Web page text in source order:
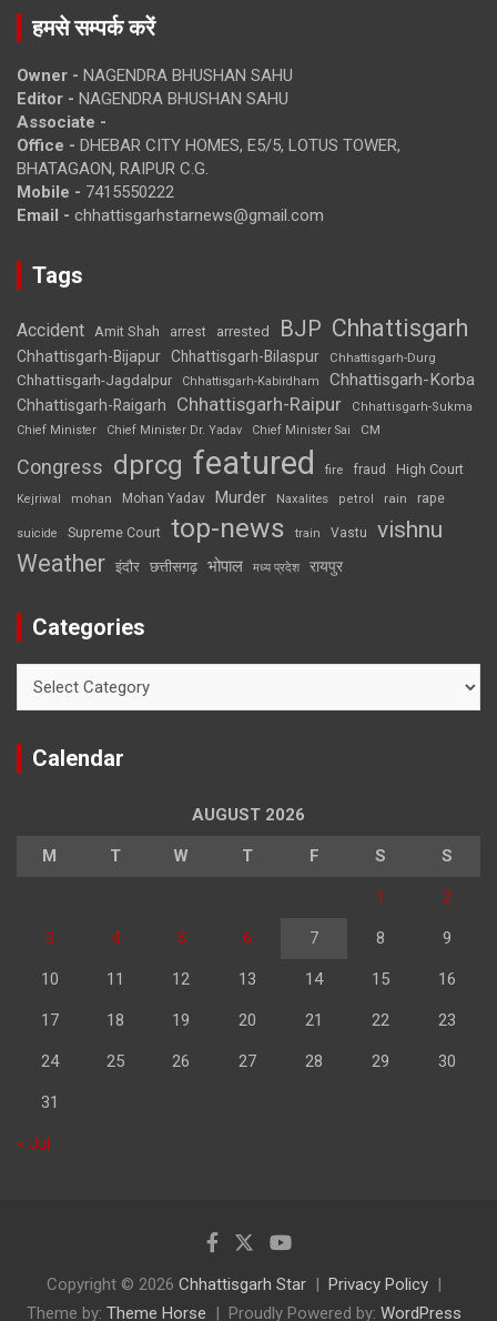
हमसे सम्पर्क करें
Owner - NAGENDRA BHUSHAN SAHU
Editor - NAGENDRA BHUSHAN SAHU
Associate -
Office - DHEBAR CITY HOMES, E5/5, LOTUS TOWER,
BHATAGAON, RAIPUR C.G.
Mobile - 7415550222
Email - chhattisgarhstarnews@gmail.com
Tags
Accident Amit Shah arrest arrested BJP Chhattisgarh
Chhattisgarh-Bijapur Chhattisgarh-Bilaspur Chhattisgarh-Durg
Chhattisgarh-Jagdalpur Chhattisgarh-Kabirdham Chhattisgarh-Korba
Chhattisgarh-Raigarh Chhattisgarh-Raipur
Chhattisgarh-Sukma
Chief Minister
Chief Minister Dr. Yadav Chief Minister Sai CM
Congress dprcg featured fire fraud High Court
Kejriwal mohan Mohan Yadav Murder Naxalites petrol rain rape
suicide Supreme Court top-news train Vastu vishnu
Weather इंदौर छत्तीसगढ़ भोपाल मध्य प्रदेश रायपुर
Categories
Calendar
AUGUST 2026
M T W T F S S
1 2
3 4 5 6 7 8 9
10 11 12 13 14 15 16
17 18 19 20 21 22 23
24 25 26 27 28 29 30
31
« Jul
Copyright © 2026 Chhattisgarh Star
Privacy Policy
Theme by: Theme Horse Proudly Powered by: WordPress